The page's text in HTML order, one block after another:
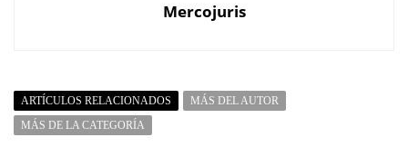
Mercojuris
ARTÍCULOS RELACIONADOS
MÁS DEL AUTOR
MÁS DE LA CATEGORÍA